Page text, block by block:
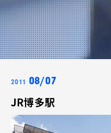
2011 08/07
JR博多駅